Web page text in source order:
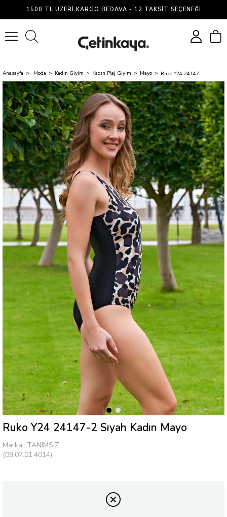
1500 TL ÜZERI KARGO BEDAVA - 12 TAKSIT SEÇENEĞI
Anasayfa Moda Kadın Giyim Kadın Plaj Giyim Mayo Ruko Y24 24147-2 Sıyah Kadın Mayo
Ruko Y24 24147-2 Sıyah Kadın Mayo
Marka : TANIMSIZ
(09.07.01.4014)